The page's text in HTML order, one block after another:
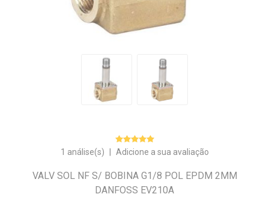
1 análise(s) Adicione a sua avaliação
VALV SOL NF S/ BOBINA G1/8 POL EPDM 2MM
DANFOSS EV210A